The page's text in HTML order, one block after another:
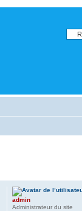
admin
Administrateur du site